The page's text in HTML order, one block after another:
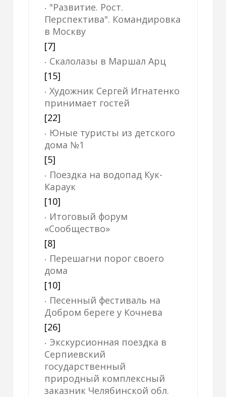
"Развитие. Рост.
Перспектива". Командировка
в Москву
[7]
Скалолазы в Маршал Арц
[15]
Художник Сергей Игнатенко
принимает гостей
[22]
Юные туристы из детского
дома №1
[5]
Поездка на водопад Кук-
Караук
[10]
Итоговый форум
«Сообщество»
[8]
Перешагни порог своего
дома
[10]
Песенный фестиваль на
Добром береге у Кочнева
[26]
Экскурсионная поездка в
Серпиевский
государственный
природный комплексный
заказник Челябинской обл.